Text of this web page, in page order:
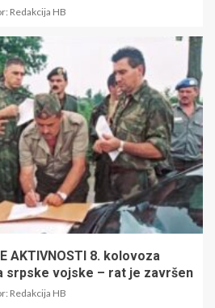
Redakcija HB
AKTIVNOSTI 8. kolovoza
srpske vojske – rat je završen
Redakcija HB